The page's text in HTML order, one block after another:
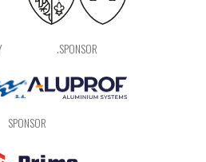
.SPONSOR
SPONSOR